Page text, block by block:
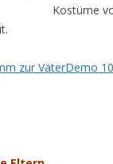
Kostüme
zur VäterDemo